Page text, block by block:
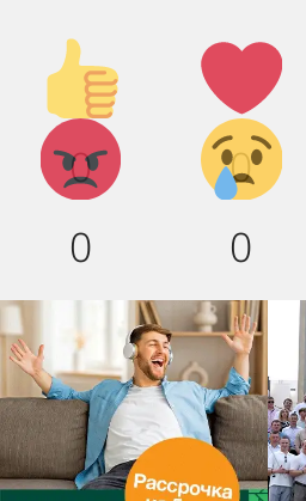
Палец
вверх!
0
Лайк!
0
Агрессия!
0
Грусть
:(
0